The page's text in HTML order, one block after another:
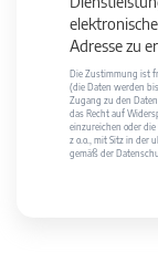
Adresse zu
Die Zustimmung ist
(die Daten werden
Zugang zu den
das Recht auf
einzureichen oder
z o.o., mit Sitz in der
gemäß der